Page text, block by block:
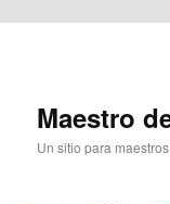
Maestro
Un sitio para